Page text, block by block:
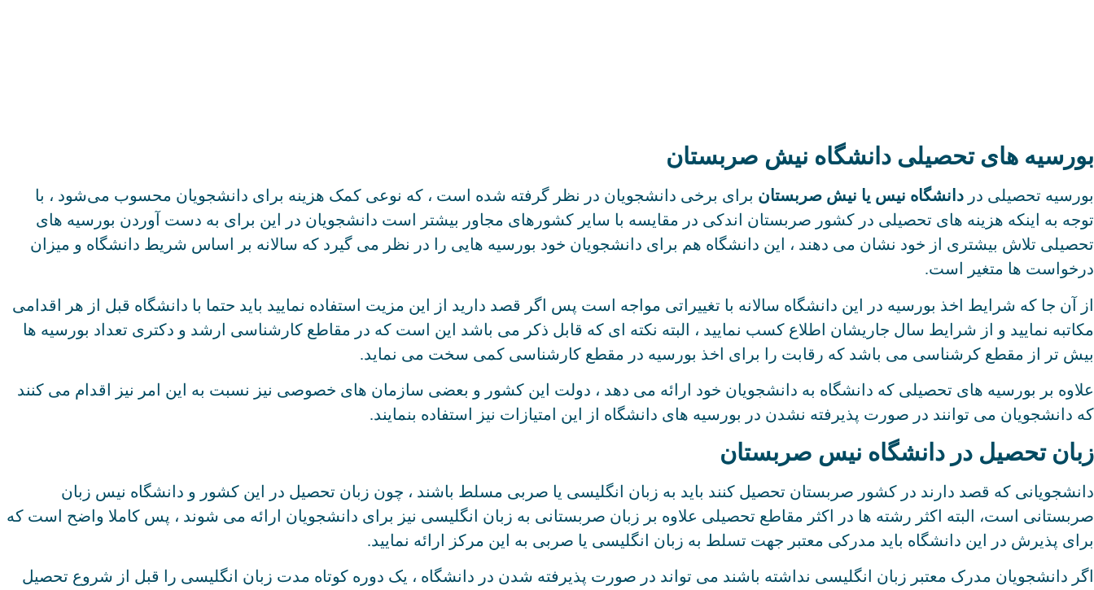
بورسیه های تحصیلی دانشگاه نیش صربستان
بورسیه تحصیلی در دانشگاه نیس یا نیش صربستان برای برخی دانشجویان در نظر گرفته شده است ، که نوعی کمک هزینه برای دانشجویان محسوب می‌شود ، با
توجه به اینکه هزینه های تحصیلی در کشور صربستان اندکی در مقایسه با سایر کشورهای مجاور بیشتر است دانشجویان در این برای به دست آوردن بورسیه های
تحصیلی تلاش بیشتری از خود نشان می دهند ، این دانشگاه هم برای دانشجویان خود بورسیه هایی را در نظر می گیرد که سالانه بر اساس شریط دانشگاه و میزان
درخواست ها متغیر است.
از آن جا که شرایط اخذ بورسیه در این دانشگاه سالانه با تغییراتی مواجه است پس اگر قصد دارید از این مزیت استفاده نمایید باید حتما با دانشگاه قبل از هر اقدامی
مکاتبه نمایید و از شرایط سال جاریشان اطلاع کسب نمایید ، البته نکته ای که قابل ذکر می باشد این است که در مقاطع کارشناسی ارشد و دکتری تعداد بورسیه ها
بیش تر از مقطع کرشناسی می باشد که رقابت را برای اخذ بورسیه در مقطع کارشناسی کمی سخت می نماید.
علاوه بر بورسیه های تحصیلی که دانشگاه به دانشجویان خود ارائه می دهد ، دولت این کشور و بعضی سازمان های خصوصی نیز نسبت به این امر نیز اقدام می کنند
که دانشجویان می توانند در صورت پذیرفته نشدن در بورسیه های دانشگاه از این امتیازات نیز استفاده بنمایند.
زبان تحصیل در دانشگاه نیس صربستان
دانشجویانی که قصد دارند در کشور صربستان تحصیل کنند باید به زبان انگلیسی یا صربی مسلط باشند ، چون زبان تحصیل در این کشور و دانشگاه نیس زبان
صربستانی است، البته اکثر رشته ها در اکثر مقاطع تحصیلی علاوه بر زبان صربستانی به زبان انگلیسی نیز برای دانشجویان ارائه می شوند ، پس کاملا واضح است که
برای پذیرش در این دانشگاه باید مدرکی معتبر جهت تسلط به زبان انگلیسی یا صربی به این مرکز ارائه نمایید.
اگر دانشجویان مدرک معتبر زبان انگلیسی نداشته باشند می تواند در صورت پذیرفته شدن در دانشگاه ، یک دوره کوتاه مدت زبان انگلیسی را قبل از شروع تحصیل